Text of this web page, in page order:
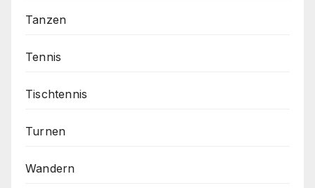
Tanzen
Tennis
Tischtennis
Turnen
Wandern